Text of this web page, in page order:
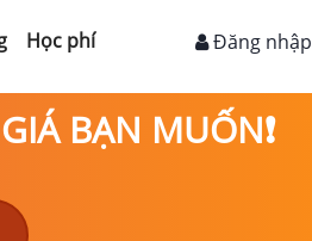
Học phí Đăng nhập
BẠN MUỐN❗